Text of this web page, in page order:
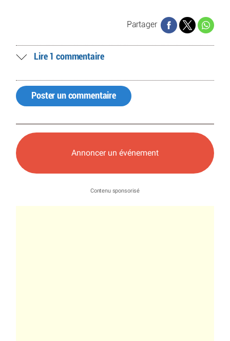
Partager
Lire 1 commentaire
Poster un commentaire
Annoncer un événement